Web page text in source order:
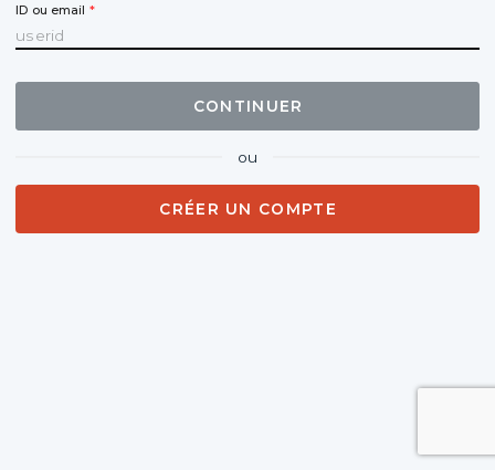
ID ou email
CONTINUER
ou
CRÉER UN COMPTE